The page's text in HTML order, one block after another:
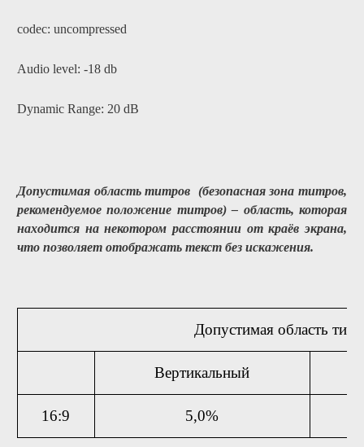
codec: uncompressed
Audio level: -18 db
Dynamic Range: 20 dB
Допустимая область титров (безопасная зона титров,
рекомендуемое положение титров) – область, которая
находится на некотором расстоянии от краёв экрана,
что позволяет отображать текст без искажения.
Допустимая область
Вертикальный
16:9 5,0%